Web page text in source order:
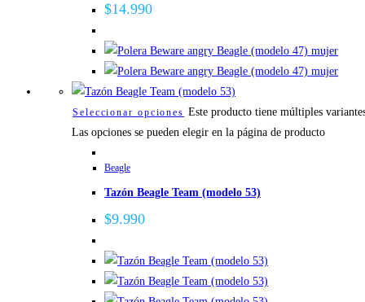
$14.990
Seleccionar opciones Este producto tiene múltiples
Las opciones se pueden elegir en la página de producto
Beagle
Tazón Beagle Team (modelo 53)
$9.990